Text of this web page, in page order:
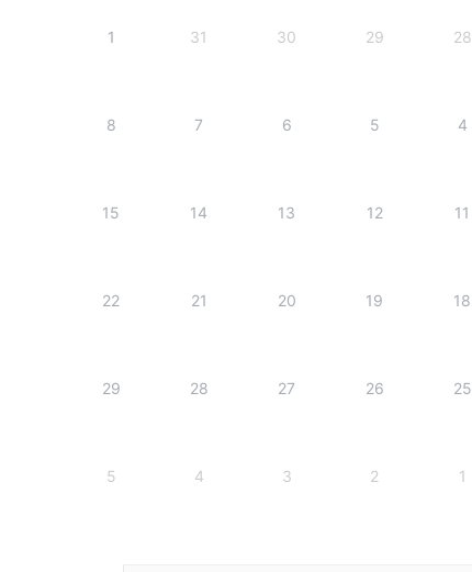
28
29
30
31
1
4
5
6
7
8
11
12
13
14
15
18
19
20
21
22
25
26
27
28
29
1
2
3
4
5